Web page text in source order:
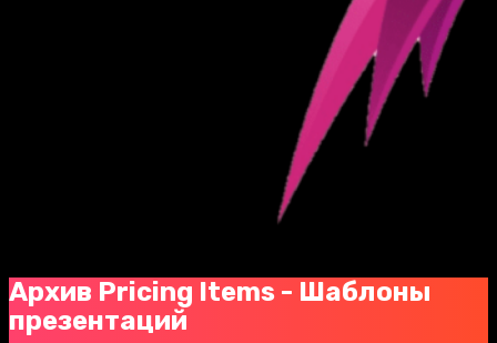
Архив Pricing Items - Шаблоны
презентаций